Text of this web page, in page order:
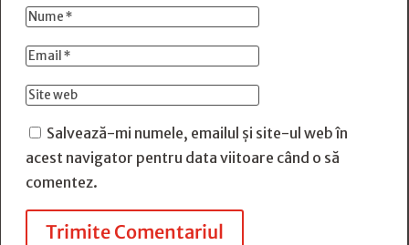
Salvează-mi numele, emailul și site-ul web în
acest navigator pentru data viitoare când o să
comentez.
Trimite Comentariul